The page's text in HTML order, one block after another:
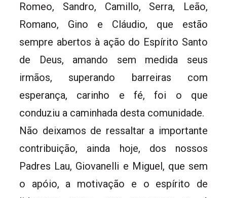
Romeo, Sandro, Camillo, Serra, Leão,
Romano, Gino e Cláudio, que estão
sempre abertos à ação do Espírito Santo
de Deus, amando sem medida seus
irmãos, superando barreiras com
esperança, carinho e fé, foi o que
conduziu a caminhada desta comunidade.
Não deixamos de ressaltar a importante
contribuição, ainda hoje, dos nossos
Padres Lau, Giovanelli e Miguel, que sem
o apóio, a motivação e o espírito de